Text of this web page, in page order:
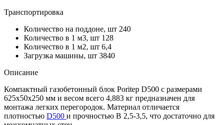
Транспортировка
Количество на поддоне, шт 240
Количество в 1 м3, шт 128
Количество в 1 м2, шт 6,4
Загрузка машины, шт 3840
Описание
Компактный газобетонный блок Poritep D500 с размерами
625х50х250 мм и весом всего 4,883 кг предназначен для
монтажа легких перегородок. Материал отличается
плотностью D500 и прочностью B 2,5-3,5, что достаточно для